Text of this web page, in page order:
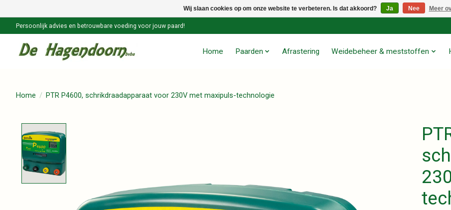
Persoonlijk advies en betrouwbare voeding voor jouw paard!
Home Paarden Afrastering Weidebeheer & meststoffen
Home / PTR P4600, schrikdraadapparaat voor 230V met maxipuls-technologie
Wij slaan cookies op om onze website te verbeteren. Is dat akkoord? Ja Nee Meer